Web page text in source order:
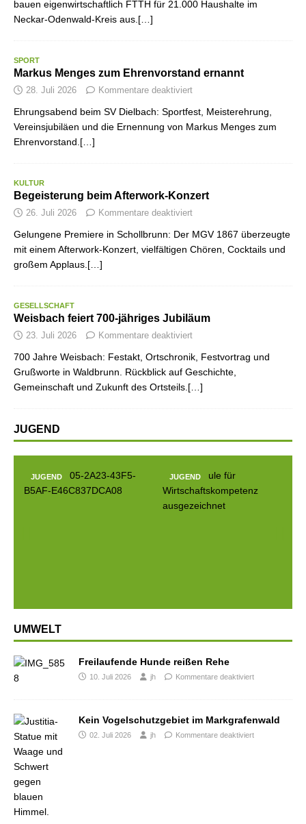
bauen eigenwirtschaftlich FTTH für 21.000 Haushalte im
Neckar-Odenwald-Kreis aus.[…]
SPORT
Markus Menges zum Ehrenvorstand ernannt
28. Juli 2026 Kommentare deaktiviert
Ehrungsabend beim SV Dielbach: Sportfest, Meisterehrung,
Vereinsjubiläen und die Ernennung von Markus Menges zum
Ehrenvorstand.[…]
KULTUR
Begeisterung beim Afterwork-Konzert
26. Juli 2026 Kommentare deaktiviert
Gelungene Premiere in Schollbrunn: Der MGV 1867 überzeugte
mit einem Afterwork-Konzert, vielfältigen Chören, Cocktails und
großem Applaus.[…]
GESELLSCHAFT
Weisbach feiert 700-jähriges Jubiläum
23. Juli 2026 Kommentare deaktiviert
700 Jahre Weisbach: Festakt, Ortschronik, Festvortrag und
Grußworte in Waldbrunn. Rückblick auf Geschichte,
Gemeinschaft und Zukunft des Ortsteils.[…]
JUGEND
JUGEND JUGEND
UMWELT
Freilaufende Hunde reißen Rehe
10. Juli 2026 jh Kommentare deaktiviert
Kein Vogelschutzgebiet im Markgrafenwald
02. Juli 2026 jh Kommentare deaktiviert